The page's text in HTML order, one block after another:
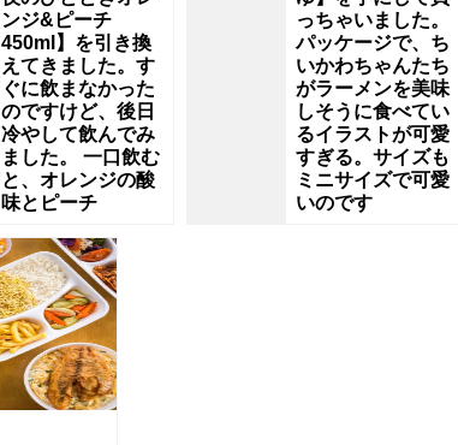
ンジ&ピーチ
450ml】を引き換
えてきました。す
ぐに飲まなかった
のですけど、後日
冷やして飲んでみ
ました。 一口飲む
と、オレンジの酸
味とピーチ
っちゃいました。
パッケージで、ち
いかわちゃんたち
がラーメンを美味
しそうに食べてい
るイラストが可愛
すぎる。サイズも
ミニサイズで可愛
いのです